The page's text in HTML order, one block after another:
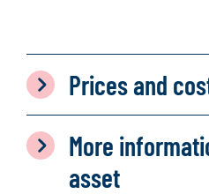
Prices and
More
asset